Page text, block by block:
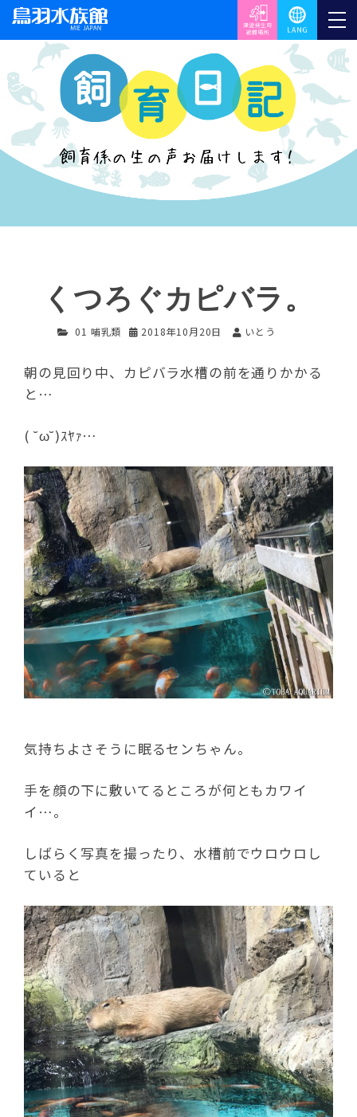
くつろぐカピバラ。
01 哺乳類 2018年10月20日 いとう
朝の見回り中、カピバラ水槽の前を通りかかる
と…
( ˘ω˘)ｽﾔｧ…
気持ちよさそうに眠るセンちゃん。
手を顔の下に敷いてるところが何ともカワイ
イ…。
しばらく写真を撮ったり、水槽前でウロウロし
ていると